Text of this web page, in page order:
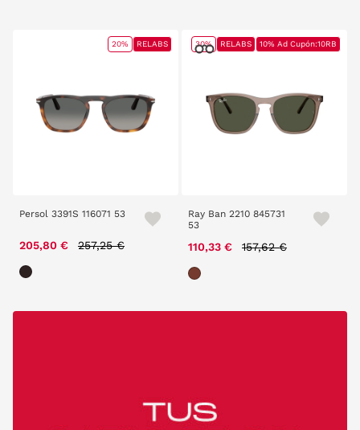
Persol 3391S 116071 53
205,80 € Price reduced from
257,25 €
20% RELABS
Ray Ban 2210 845731
53
110,33 € Price reduced from
157,62 €
30% RELABS 10% Ad Cupón:10RB